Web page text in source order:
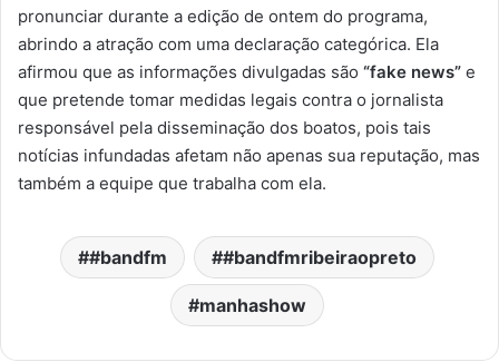
pronunciar durante a edição de ontem do programa,
abrindo a atração com uma declaração categórica. Ela
afirmou que as informações divulgadas são “fake news” e
que pretende tomar medidas legais contra o jornalista
responsável pela disseminação dos boatos, pois tais
notícias infundadas afetam não apenas sua reputação, mas
também a equipe que trabalha com ela.
#bandfm #bandfmribeiraopreto
manhashow